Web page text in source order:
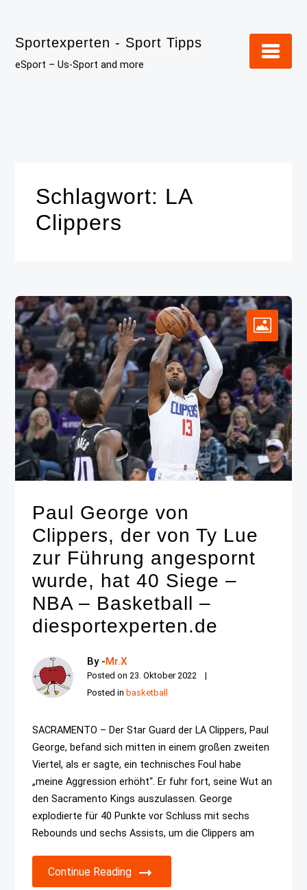
content
Sportexperten - Sport Tipps
eSport – Us-Sport and more
Schlagwort: LA
Clippers
Paul George von
Clippers, der von Ty Lue
zur Führung angespornt
wurde, hat 40 Siege –
NBA – Basketball –
diesportexperten.de
By -Mr.X
Posted on 23. Oktober 2022
Posted in basketball
SACRAMENTO – Der Star Guard der LA Clippers, Paul
George, befand sich mitten in einem großen zweiten
Viertel, als er sagte, ein technisches Foul habe
„meine Aggression erhöht“. Er fuhr fort, seine Wut an
den Sacramento Kings auszulassen. George
explodierte für 40 Punkte vor Schluss mit sechs
Rebounds und sechs Assists, um die Clippers am
Continue Reading